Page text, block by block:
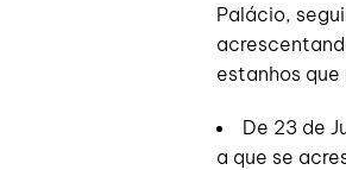
Palácio,
estanhos
De 23 de
a que se